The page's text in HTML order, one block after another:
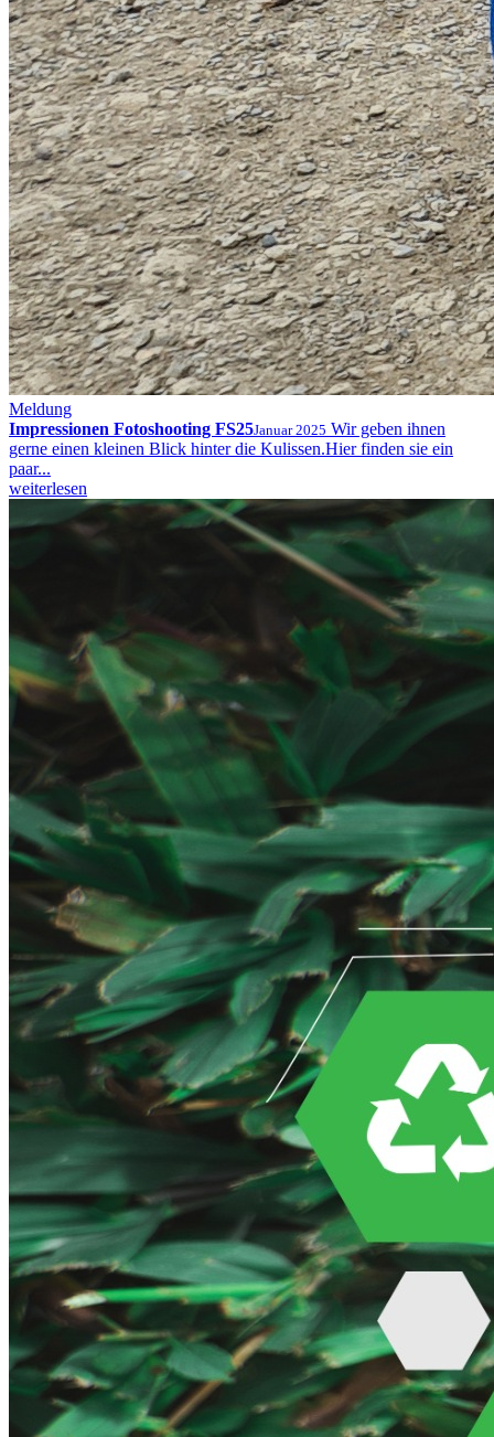
Meldung
Impressionen Fotoshooting FS25Januar 2025 Wir geben ihnen
gerne einen kleinen Blick hinter die Kulissen.Hier finden sie ein
paar...
weiterlesen